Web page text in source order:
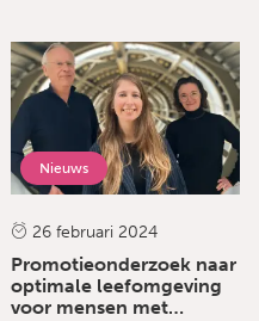
Nieuws
26 februari 2024
Promotieonderzoek naar
optimale leefomgeving
voor mensen met